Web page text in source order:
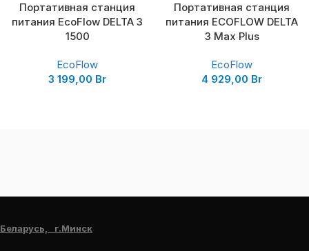
Портативная станция
питания EcoFlow DELTA 3
1500
EcoFlow
3 199,00 Br
Портативная станция
питания ECOFLOW DELTA
3 Max Plus
EcoFlow
4 929,00 Br
Беларусь, г.Минск